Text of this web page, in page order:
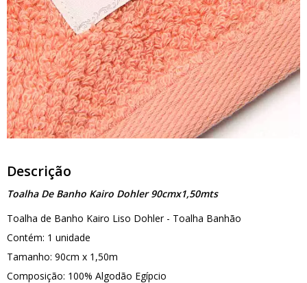
Descrição
Toalha De Banho Kairo Dohler 90cmx1,50mts
Toalha de Banho Kairo Liso Dohler - Toalha Banhão
Contém: 1 unidade
Tamanho: 90cm x 1,50m
Composição: 100% Algodão Egípcio